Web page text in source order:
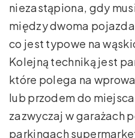
niezastąpiona, gdy
między dwoma
co jest typowe na
Kolejną techniką jest
które polega na
lub przodem do
zazwyczaj w garażach
parkingach